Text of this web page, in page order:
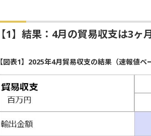
【1】結果：4月の貿易収支は3
【図表1】2025年4月貿易収支の結果（速報値ベ